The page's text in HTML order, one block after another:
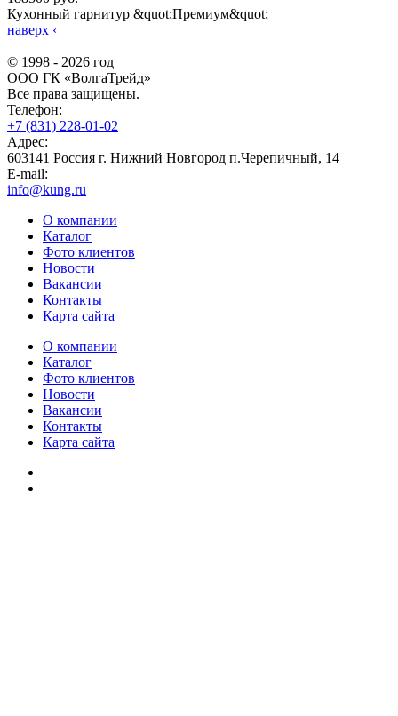
Кухонный гарнитур &quot;Премиум&quot;
наверх ‹
© 1998 - 2026 год
ООО ГК «ВолгаТрейд»
Все права защищены.
Телефон:
+7 (831) 228-01-02
Адрес:
603141 Россия г. Нижний Новгород п.Черепичный, 14
E-mail:
info@kung.ru
О компании
Каталог
Фото клиентов
Новости
Вакансии
Контакты
Карта сайта
О компании
Каталог
Фото клиентов
Новости
Вакансии
Контакты
Карта сайта